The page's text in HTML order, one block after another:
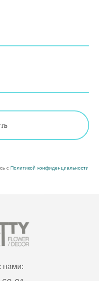
с Политикой конфиденциальности
нами: